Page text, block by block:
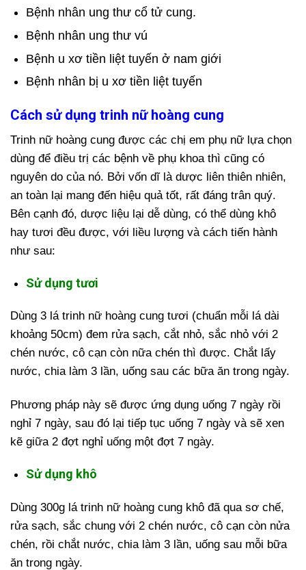
Bệnh nhân ung thư cổ tử cung.
Bệnh nhân ung thư vú
Bệnh u xơ tiền liệt tuyến ở nam giới
Bệnh nhân bị u xơ tiền liệt tuyến
Cách sử dụng trinh nữ hoàng cung
Trinh nữ hoàng cung được các chị em phụ nữ lựa chọn
dùng để điều trị các bệnh về phụ khoa thì cũng có
nguyên do của nó. Bởi vốn dĩ là dược liên thiên nhiên,
an toàn lại mang đến hiệu quả tốt, rất đáng trân quý.
Bên cạnh đó, dược liệu lại dễ dùng, có thể dùng khô
hay tươi đều được, với liều lượng và cách tiến hành
như sau:
Sử dụng tươi
Dùng 3 lá trinh nữ hoàng cung tươi (chuẩn mỗi lá dài
khoảng 50cm) đem rửa sạch, cắt nhỏ, sắc nhỏ với 2
chén nước, cô cạn còn nữa chén thì được. Chắt lấy
nước, chia làm 3 lần, uống sau các bữa ăn trong ngày.
Phương pháp này sẽ được ứng dụng uống 7 ngày rồi
nghỉ 7 ngày, sau đó lại tiếp tục uống 7 ngày và sẽ xen
kẽ giữa 2 đợt nghỉ uống một đợt 7 ngày.
Sử dụng khô
Dùng 300g lá trinh nữ hoàng cung khô đã qua sơ chế,
rửa sạch, sắc chung với 2 chén nước, cô cạn còn nửa
chén, rồi chắt nước, chia làm 3 lần, uống sau mỗi bữa
ăn trong ngày.